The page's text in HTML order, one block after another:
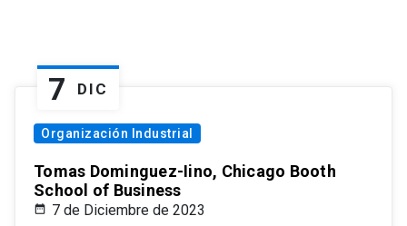
7 DIC
Organización Industrial
Tomas Dominguez-Iino, Chicago Booth
School of Business
7 de Diciembre de 2023